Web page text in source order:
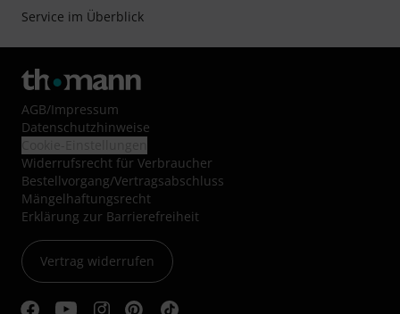
Service im Überblick
AGB/Impressum
Datenschutzhinweise
Widerrufsrecht für Verbraucher
Bestellvorgang/Vertragsabschluss
Mängelhaftungsrecht
Erklärung zur Barrierefreiheit
Vertrag widerrufen